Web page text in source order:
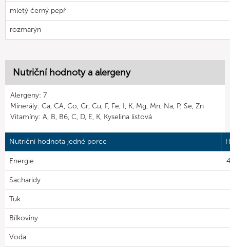
mletý černý pepř
rozmarýn
Nutriční hodnoty a alergeny
Alergeny: 7
Minerály: Ca, CA, Co, Cr, Cu, F, Fe, I, K, Mg, Mn, Na, P, Se, Zn
Vitamíny: A, B, B6, C, D, E, K, Kyselina listová
Nutriční hodnota jedné porce
Energie
Sacharidy
Tuk
Bílkoviny
Voda